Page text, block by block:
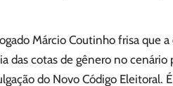
Márcio Coutinho frisa que
das cotas de gênero no
do Novo Código Eleitoral.